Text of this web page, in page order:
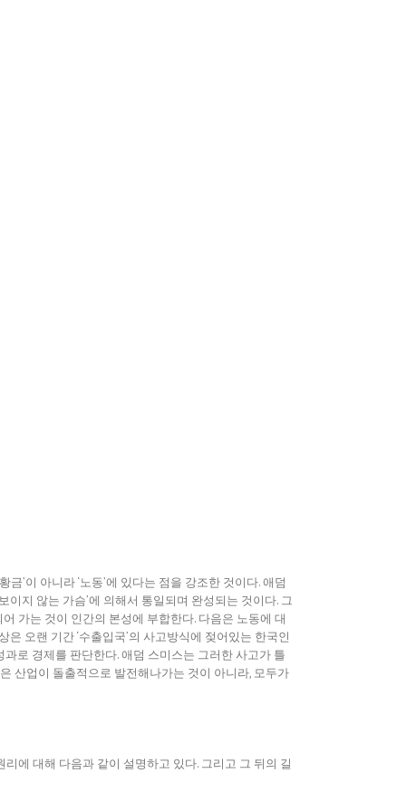
’이 아니라 ‘노동’에 있다는 점을 강조한 것이다. 애덤
이지 않는 가슴’에 의해서 통일되며 완성되는 것이다. 그
가는 것이 인간의 본성에 부합한다. 다음은 노동에 대
오랜 기간 ‘수출입국’의 사고방식에 젖어있는 한국인
로 경제를 판단한다. 애덤 스미스는 그러한 사고가 틀
은 산업이 돌출적으로 발전해나가는 것이 아니라, 모두가
에 대해 다음과 같이 설명하고 있다. 그리고 그 뒤의 길